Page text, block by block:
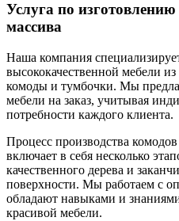
Услуга по
массива
Наша компания
высококачественной мебели
комоды и тумбочки. Мы
мебели на заказ, учитывая
потребности каждого клиента.
Процесс производства
включает в себя несколько
качественного дерева и
поверхности. Мы работаем с
обладают навыками и
красивой мебели.